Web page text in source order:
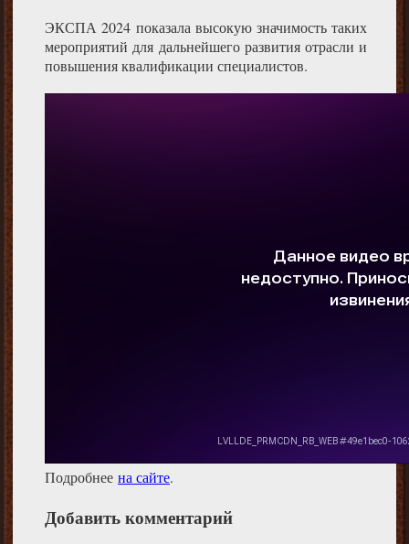
ЭКСПА 2024 показала высокую значимость таких
мероприятий для дальнейшего развития отрасли и
повышения квалификации специалистов.
Подробнее на сайте.
Добавить комментарий